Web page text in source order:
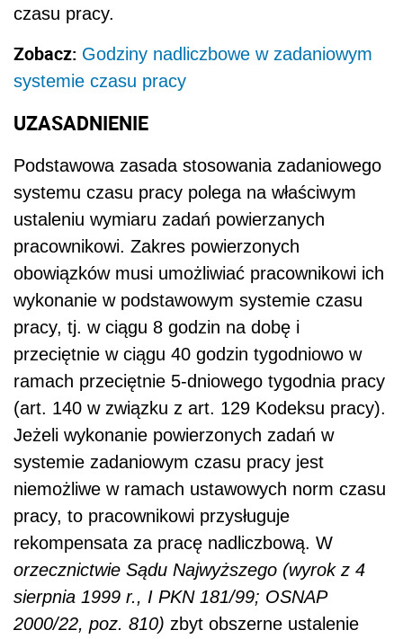
czasu pracy.
Zobacz: Godziny nadliczbowe w zadaniowym
systemie czasu pracy
UZASADNIENIE
Podstawowa zasada stosowania zadaniowego
systemu czasu pracy polega na właściwym
ustaleniu wymiaru zadań powierzanych
pracownikowi. Zakres powierzonych
obowiązków musi umożliwiać pracownikowi ich
wykonanie w podstawowym systemie czasu
pracy, tj. w ciągu 8 godzin na dobę i
przeciętnie w ciągu 40 godzin tygodniowo w
ramach przeciętnie 5-dniowego tygodnia pracy
(art. 140 w związku z art. 129 Kodeksu pracy).
Jeżeli wykonanie powierzonych zadań w
systemie zadaniowym czasu pracy jest
niemożliwe w ramach ustawowych norm czasu
pracy, to pracownikowi przysługuje
rekompensata za pracę nadliczbową. W
orzecznictwie Sądu Najwyższego (wyrok z 4
sierpnia 1999 r., I PKN 181/99; OSNAP
2000/22, poz. 810) zbyt obszerne ustalenie